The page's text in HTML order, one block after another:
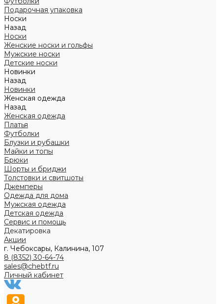
Подарочная упаковка
Носки
Назад
Носки
Женские носки и гольфы
Мужские носки
Детские носки
Новинки
Назад
Новинки
Женская одежда
Назад
Женская одежда
Платья
Футболки
Блузки и рубашки
Майки и топы
Брюки
Шорты и бриджи
Толстовки и свитшоты
Джемперы
Одежда для дома
Мужская одежда
Детская одежда
Сервис и помощь
Декатировка
Акции
г. Чебоксары, Калинина, 107
8 (8352) 30-64-74
sales@chebtf.ru
Личный кабинет